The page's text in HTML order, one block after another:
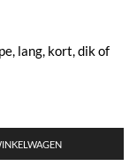
lang, kort, dik of